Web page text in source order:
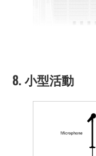
8. 小型活動